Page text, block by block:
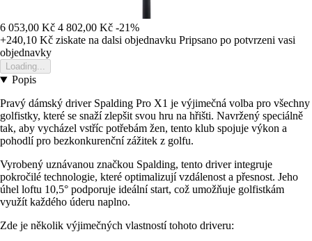
6 053,00 Kč 4 802,00 Kč -21%
+240,10 Kč ziskate na dalsi objednavku Pripsano po potvrzeni vasi
objednavky
Loading...
Popis
Pravý dámský driver Spalding Pro X1 je výjimečná volba pro všechny
golfistky, které se snaží zlepšit svou hru na hřišti. Navržený speciálně
tak, aby vycházel vstříc potřebám žen, tento klub spojuje výkon a
pohodlí pro bezkonkurenční zážitek z golfu.
Vyrobený uznávanou značkou Spalding, tento driver integruje
pokročilé technologie, které optimalizují vzdálenost a přesnost. Jeho
úhel loftu 10,5° podporuje ideální start, což umožňuje golfistkám
využít každého úderu naplno.
Zde je několik výjimečných vlastností tohoto driveru: